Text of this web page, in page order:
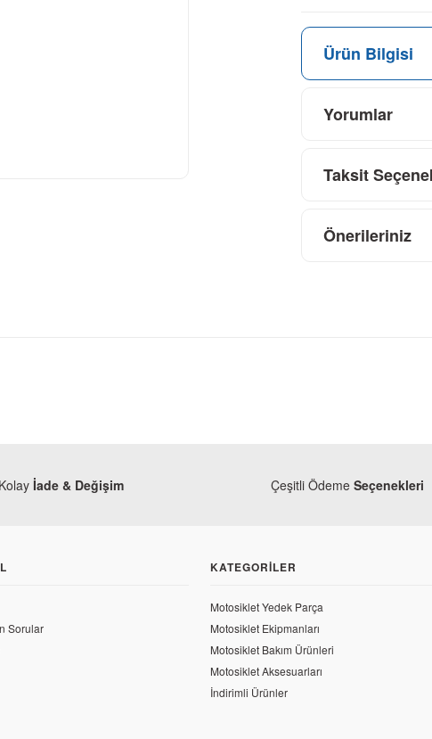
Ürün Bilgisi
Yorumlar
Taksit
Önerileriniz
Kolay İade & Değişim Çeşitli Ödeme Seçenekleri
Sorular
KATEGORILER
Motosiklet Yedek Parça
Motosiklet Ekipmanları
Motosiklet Bakım Ürünleri
Motosiklet Aksesuarları
İndirimli Ürünler